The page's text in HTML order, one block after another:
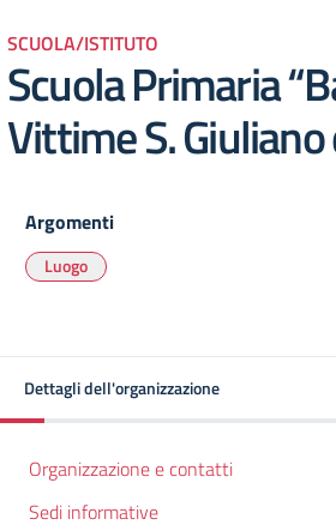
SCUOLA/ISTITUTO
Scuola Primaria
Vittime S.
Argomenti
Luogo
Dettagli dell'organizzazione
Organizzazione e contatti
Sedi informative